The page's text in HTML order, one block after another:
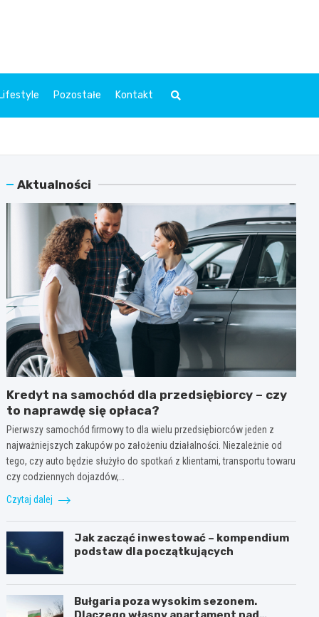
Pozostałe Kontakt
Aktualności
Kredyt na samochód dla przedsiębiorcy – czy
to naprawdę się opłaca?
Pierwszy samochód firmowy to dla wielu przedsiębiorców jeden z
najważniejszych zakupów po założeniu działalności. Niezależnie od
tego, czy auto będzie służyło do spotkań z klientami, transportu towaru
czy codziennych dojazdów,…
Czytaj dalej
Jak zacząć inwestować – kompendium
podstaw dla początkujących
Bułgaria poza wysokim sezonem.